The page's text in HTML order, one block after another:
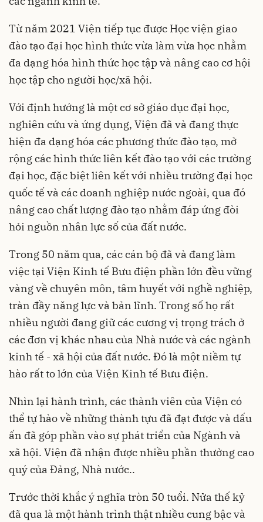
Từ năm 2021 Viện tiếp tục được Học viện giao
đào tạo đại học hình thức vừa làm vừa học nhằm
đa dạng hóa hình thức học tập và nâng cao cơ hội
học tập cho người học/xã hội.
Với định hướng là một cơ sở giáo dục đại học,
nghiên cứu và ứng dụng, Viện đã và đang thực
hiện đa dạng hóa các phương thức đào tạo, mở
rộng các hình thức liên kết đào tạo với các trường
đại học, đặc biệt liên kết với nhiều trường đại học
quốc tế và các doanh nghiệp nước ngoài, qua đó
nâng cao chất lượng đào tạo nhằm đáp ứng đòi
hỏi nguồn nhân lực số của đất nước.
Trong 50 năm qua, các cán bộ đã và đang làm
việc tại Viện Kinh tế Bưu điện phần lớn đều vững
vàng về chuyên môn, tâm huyết với nghề nghiệp,
tràn đầy năng lực và bản lĩnh. Trong số họ rất
nhiều người đang giữ các cương vị trọng trách ở
các đơn vị khác nhau của Nhà nước và các ngành
kinh tế - xã hội của đất nước. Đó là một niềm tự
hào rất to lớn của Viện Kinh tế Bưu điện.
Nhìn lại hành trình, các thành viên của Viện có
thể tự hào về những thành tựu đã đạt được và dấu
ấn đã góp phần vào sự phát triển của Ngành và
xã hội. Viện đã nhận được nhiều phần thưởng cao
quý của Đảng, Nhà nước..
Trước thời khắc ý nghĩa tròn 50 tuổi. Nửa thế kỷ
đã qua là một hành trình thật nhiều cung bậc và